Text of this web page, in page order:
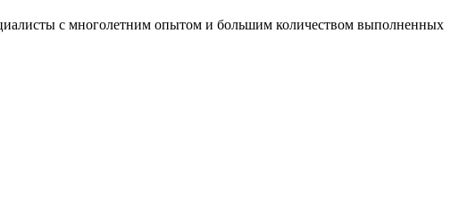
с многолетним опытом и большим количеством выполненных